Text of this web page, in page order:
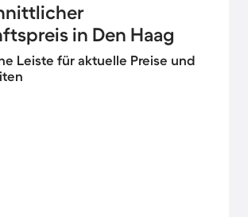
in Den Haag
Leiste für aktuelle Preise und